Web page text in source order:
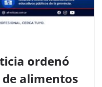
ordenó
alimentos